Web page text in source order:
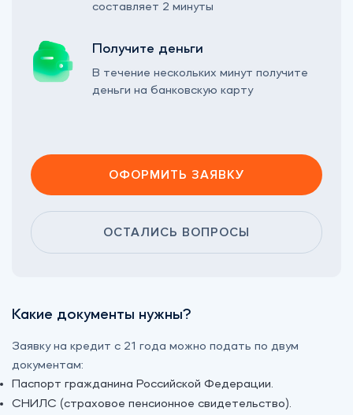
ОСТАЛИСЬ ВОПРОСЫ
составляет 2 минуты
Получите деньги
В течение нескольких минут получите
деньги на банковскую карту
ОФОРМИТЬ ЗАЯВКУ
Какие документы нужны?
Заявку на кредит с 21 года можно подать по двум
документам:
Паспорт гражданина Российской Федерации.
СНИЛС (страховое пенсионное свидетельство).